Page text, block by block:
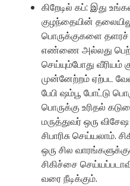
கிறேடில் கப்: இது
குழந்தையின்
பொருக்குகளை
எண்ணை அல்லது
செய்யும்போது வீரியம்
முன்னேற்றம் ஏற்பட
பேபி ஷம்பூ போட்டு
பொருக்கு உரிதல்
மருத்துவர் ஒரு
சிபாரிசு செய்யலாம்.
ஒரு சில
சிகிச்சை
வரை நீடிக்கும்.